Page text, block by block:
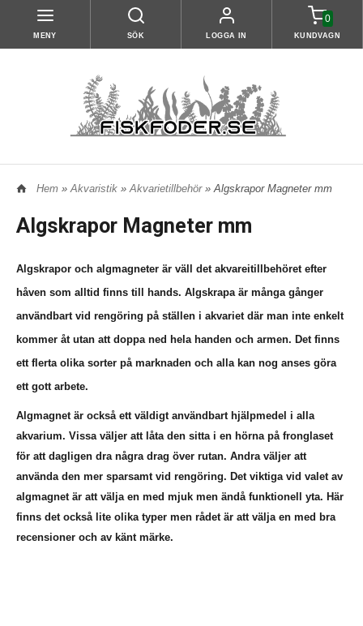
MENY SÖK LOGGA IN
0
KUNDVAGN
Hem » Akvaristik » Akvarietillbehör » Algskrapor Magneter mm
Algskrapor Magneter mm
Algskrapor och algmagneter är väll det akvareitillbehöret efter
håven som alltid finns till hands. Algskrapa är många gånger
användbart vid rengöring på ställen i akvariet där man inte enkelt
kommer åt utan att doppa ned hela handen och armen. Det finns
ett flerta olika sorter på marknaden och alla kan nog anses göra
ett gott arbete.
Algmagnet är också ett väldigt användbart hjälpmedel i alla
akvarium. Vissa väljer att låta den sitta i en hörna på fronglaset
för att dagligen dra några drag över rutan. Andra väljer att
använda den mer sparsamt vid rengöring. Det viktiga vid valet av
algmagnet är att välja en med mjuk men ändå funktionell yta. Här
finns det också lite olika typer men rådet är att välja en med bra
recensioner och av känt märke.